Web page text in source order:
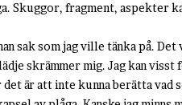
Skuggor, fragment, aspekter
sak som jag ville tänka på.
skrämmer mig. Jag kan
är att inte kunna berätta vad